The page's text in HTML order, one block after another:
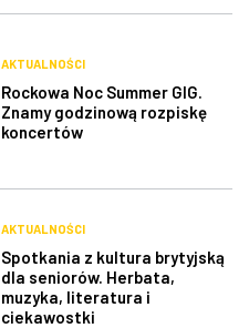
AKTUALNOŚCI
Rockowa Noc Summer GIG.
Znamy godzinową rozpiskę
koncertów
AKTUALNOŚCI
Spotkania z kultura brytyjską
dla seniorów. Herbata,
muzyka, literatura i
ciekawostki